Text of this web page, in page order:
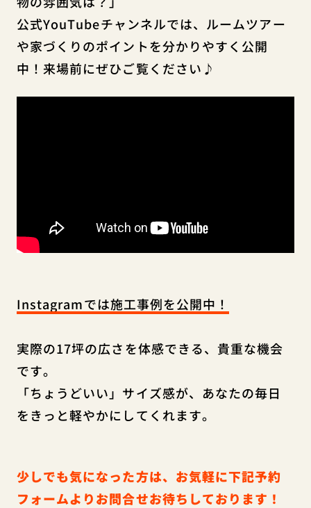
公式YouTubeチャンネルでは、ルームツアー
や家づくりのポイントを分かりやすく公開
中！来場前にぜひご覧ください♪
Instagramでは施工事例を公開中！
実際の17坪の広さを体感できる、貴重な機会
です。
「ちょうどいい」サイズ感が、あなたの毎日
をきっと軽やかにしてくれます。
少しでも気になった方は、お気軽に下記予約
フォームよりお問合せお待ちしております！